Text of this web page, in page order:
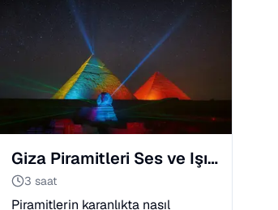
Giza Piramitleri Ses ve Işık Gösterisi: Gece Büyüsü
3 saat
Piramitlerin karanlıkta nasıl